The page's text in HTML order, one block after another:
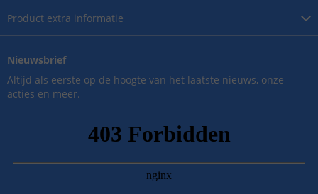
Product extra informatie
Nieuwsbrief
Altijd als eerste op de hoogte van het laatste nieuws, onze
acties en meer.